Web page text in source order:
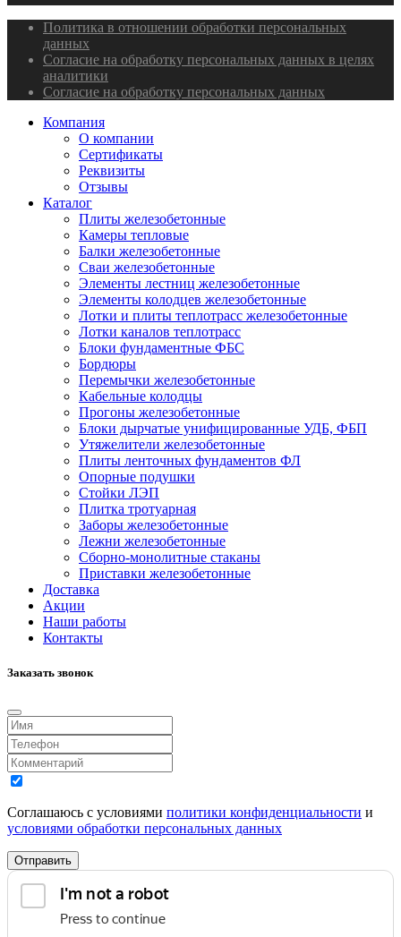
Политика в отношении обработки персональных
данных
Согласие на обработку персональных данных в целях
аналитики
Согласие на обработку персональных данных
Компания
О компании
Сертификаты
Реквизиты
Отзывы
Каталог
Плиты железобетонные
Камеры тепловые
Балки железобетонные
Сваи железобетонные
Элементы лестниц железобетонные
Элементы колодцев железобетонные
Лотки и плиты теплотрасс железобетонные
Лотки каналов теплотрасс
Блоки фундаментные ФБС
Бордюры
Перемычки железобетонные
Кабельные колодцы
Прогоны железобетонные
Блоки дырчатые унифицированные УДБ, ФБП
Утяжелители железобетонные
Плиты ленточных фундаментов ФЛ
Опорные подушки
Стойки ЛЭП
Плитка тротуарная
Заборы железобетонные
Лежни железобетонные
Сборно-монолитные стаканы
Приставки железобетонные
Доставка
Акции
Наши работы
Контакты
Заказать звонок
Соглашаюсь с условиями политики конфиденциальности и
условиями обработки персональных данных
Отправить